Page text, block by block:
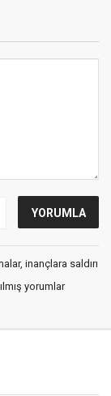
inançlara saldırı
yorumlar